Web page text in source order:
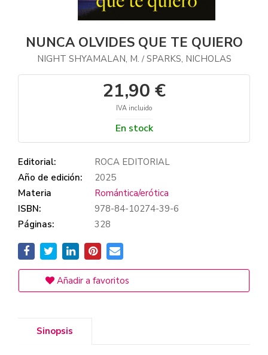
NUNCA OLVIDES QUE TE QUIERO
NIGHT SHYAMALAN, M. / SPARKS, NICHOLAS
21,90 €
IVA incluido
En stock
Editorial:
ROCA EDITORIAL
Año de edición:
2025
Materia
Romántica/erótica
ISBN:
978-84-10274-39-6
Páginas:
328
Añadir a favoritos
Sinopsis